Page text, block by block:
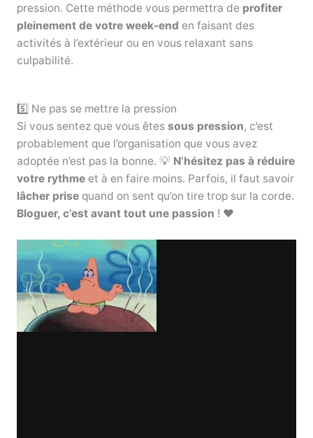
pression. Cette méthode vous permettra de profiter
pleinement de votre week-end en faisant des
activités à l’extérieur ou en vous relaxant sans
culpabilité.
5️⃣ Ne pas se mettre la pression
Si vous sentez que vous êtes sous pression, c’est
probablement que l’organisation que vous avez
adoptée n’est pas la bonne. 💡 N’hésitez pas à réduire
votre rythmeet à en faire moins. Parfois, il faut savoir
lâcher prisequand on sent qu’on tire trop sur la corde.
Bloguer, c’est avant tout une passion ! ❤️